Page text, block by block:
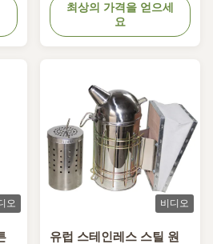
they meet the smog. In this way ,
the beekeeper can pick up and
inspect the beehive safely.So,
very easy and safe . ITEM NO.
Products name ...
최상의 가격을 얻으세
요
오 비디오
유럽 스테인레스 스틸 원